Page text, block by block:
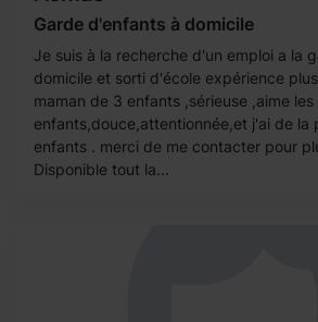
Garde d'enfants à domicile
Je suis à la recherche d'un emploi a la
domicile et sorti d'école expérience
maman de 3 enfants ,sérieuse ,aime les
enfants,douce,attentionnée,et j'ai de la
enfants . merci de me contacter pour
Disponible tout la...